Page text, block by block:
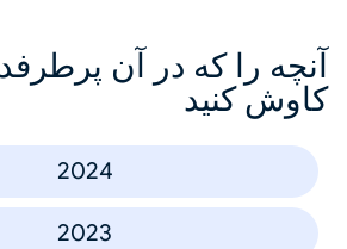
آنچه را که در آن
کاوش کنید
2024
2023